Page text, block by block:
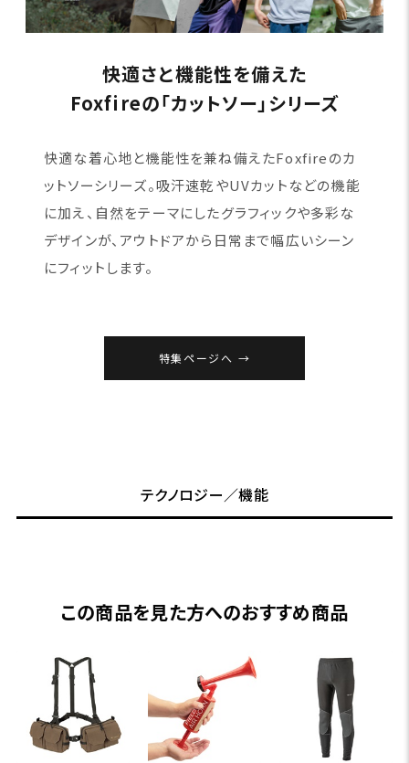
快適さと機能性を備えた
Foxfireの「カットソー」シリーズ
快適な着心地と機能性を兼ね備えたFoxfireのカ
ットソーシリーズ。吸汗速乾やUVカットなどの機能
に加え、自然をテーマにしたグラフィックや多彩な
デザインが、アウトドアから日常まで幅広いシーン
にフィットします。
特集ページへ
テクノロジー／機能
この商品を見た方へのおすすめ商品